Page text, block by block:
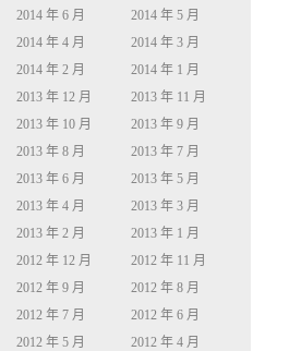
2014 年 6 月
2014 年 5 月
2014 年 4 月
2014 年 3 月
2014 年 2 月
2014 年 1 月
2013 年 12 月
2013 年 11 月
2013 年 10 月
2013 年 9 月
2013 年 8 月
2013 年 7 月
2013 年 6 月
2013 年 5 月
2013 年 4 月
2013 年 3 月
2013 年 2 月
2013 年 1 月
2012 年 12 月
2012 年 11 月
2012 年 9 月
2012 年 8 月
2012 年 7 月
2012 年 6 月
2012 年 5 月
2012 年 4 月